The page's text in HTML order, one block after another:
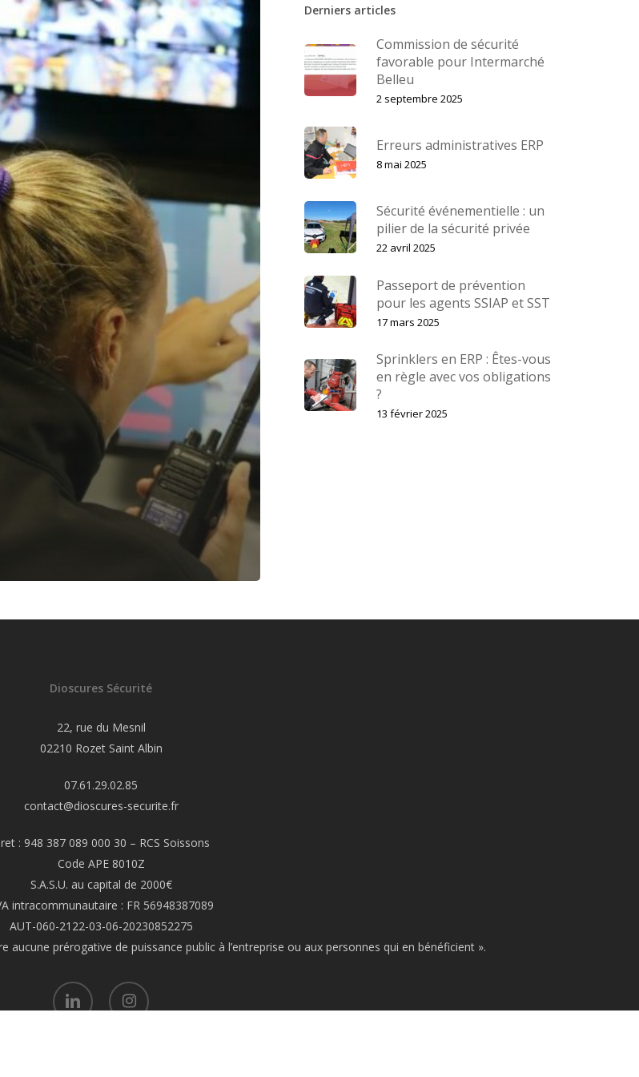
Derniers articles
Commission de sécurité
favorable pour Intermarché
Belleu
2 septembre 2025
Erreurs administratives ERP
8 mai 2025
Sécurité événementielle : un
pilier de la sécurité privée
22 avril 2025
Passeport de prévention
pour les agents SSIAP et SST
17 mars 2025
Sprinklers en ERP : Êtes-vous
en règle avec vos obligations
?
13 février 2025
Dioscures Sécurité
22, rue du Mesnil
02210 Rozet Saint Albin
07.61.29.02.85
contact@dioscures-securite.fr
: 948 387 089 000 30 – RCS Soissons
Code APE 8010Z
S.A.S.U. au capital de 2000€
intracommunautaire : FR 56948387089
AUT-060-2122-03-06-20230852275
aucune prérogative de puissance public à l’entreprise ou aux personnes qui en bénéficient ».
linkedin instagram